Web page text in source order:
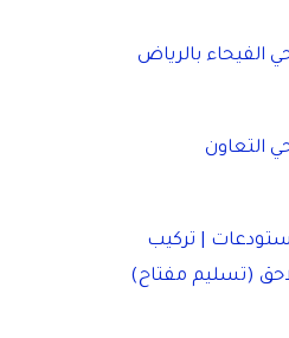
الفيحاء بالرياض
التعاون
| تركيب
(تسليم مفتاح)